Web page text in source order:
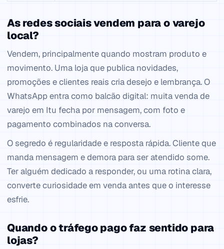
As redes sociais vendem para o varejo
local?
Vendem, principalmente quando mostram produto e
movimento. Uma loja que publica novidades,
promoções e clientes reais cria desejo e lembrança. O
WhatsApp entra como balcão digital: muita venda de
varejo em Itu fecha por mensagem, com foto e
pagamento combinados na conversa.
O segredo é regularidade e resposta rápida. Cliente que
manda mensagem e demora para ser atendido some.
Ter alguém dedicado a responder, ou uma rotina clara,
converte curiosidade em venda antes que o interesse
esfrie.
Quando o tráfego pago faz sentido para
lojas?